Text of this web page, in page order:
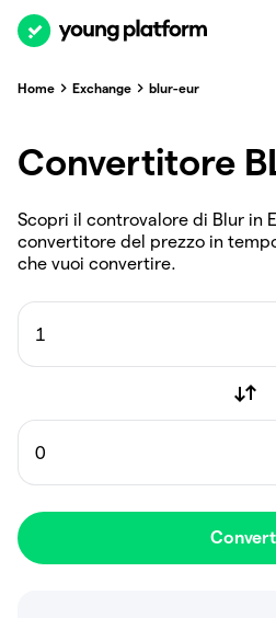
Home Exchange blur-eur
Convertitore
Scopri il controvalore di Blur in
convertitore del prezzo in
che vuoi convertire.